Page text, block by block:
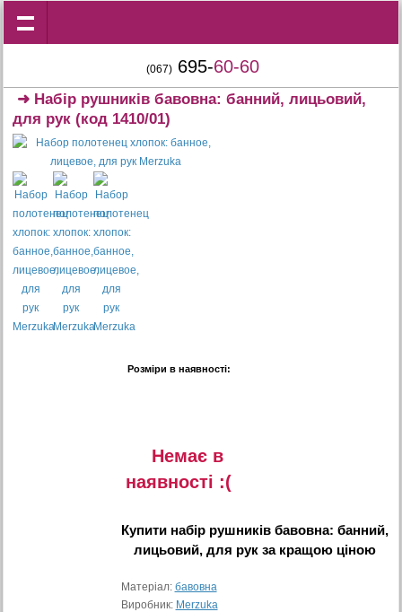
(067) 695-60-60
➜ Набір рушників бавовна: банний, лицьовий,
для рук (код 1410/01)
Розміри в наявності:
Немає в
наявностi :(
Купити набір рушників бавовна: банний,
лицьовий, для рукза кращою ціною
Матеріал: бавовна
Виробник: Merzuka